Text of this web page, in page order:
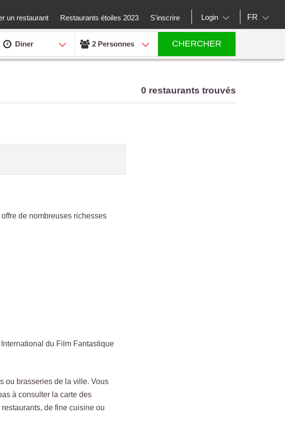
un restaurant Restaurants étoiles 2023 S'inscrire Login FR
Diner 2 Personnes CHERCHER
0 restaurants trouvés
de nombreuses richesses
du Film Fantastique
ou brasseries de la ville. Vous
à consulter la carte des
de fine cuisine ou